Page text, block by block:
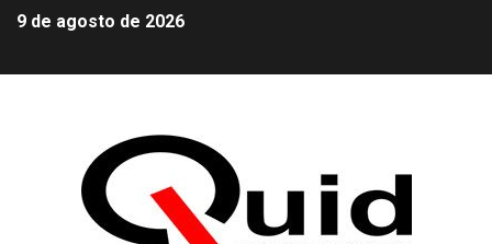
9 de agosto de 2026